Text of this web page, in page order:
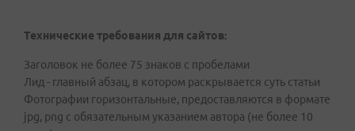
Технические требования для сайтов:
Заголовок не более 75 знаков с пробелами
Лид - главный абзац, в котором раскрывается суть статьи
Фотографии горизонтальные, предоставляются в формате
jpg, png с обязательным указанием автора (не более 10